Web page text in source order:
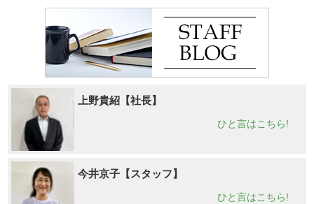
上野貴紹【社長】
ひと言はこちら!
今井京子【スタッフ】
ひと言はこちら!